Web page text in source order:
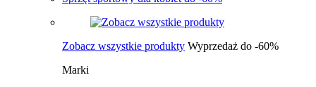
Zobacz wszystkie produkty Wyprzedaż do -60%
Marki